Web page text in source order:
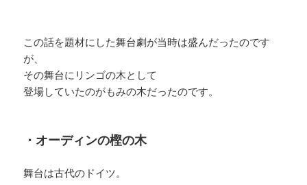
この話を題材にした舞台劇が当時は盛んだったのです
が、
その舞台にリンゴの木として
登場していたのがもみの木だったのです。
・オーディンの樫の木
舞台は古代のドイツ。